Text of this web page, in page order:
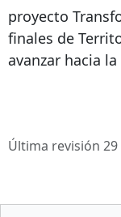
proyecto
finales de
avanzar hacia
Última revisión 29